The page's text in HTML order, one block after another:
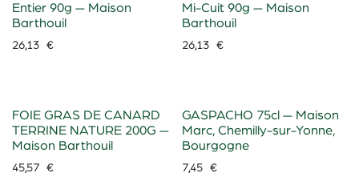
Entier 90g — Maison
Barthouil
26,13 €
Mi-Cuit 90g — Maison
Barthouil
26,13€
FOIE GRAS DE CANARD
TERRINE NATURE 200G —
Maison Barthouil
45,57 €
GASPACHO 75cl — Maison
Marc, Chemilly-sur-Yonne,
Bourgogne
7,45€